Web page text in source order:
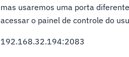
mas usaremos uma porta
acessar o painel de controle do
192.168.32.194:2083